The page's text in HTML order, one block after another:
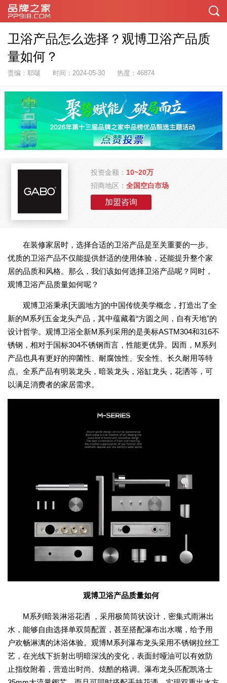
卫浴产品怎么选择？观博卫浴产品质
量如何？
责编：耶啵 时间：2024-05-30 热度：46874
投资金额： 10~20万
招商地区：全国空白市场
加盟咨询
在装修家居时，选择合适的卫浴产品是至关重要的一步。
优质的卫浴产品不仅能提供舒适的使用体验，还能提升整个家
居的品质和风格。那么，我们该如何选择卫浴产品呢？同时，
观博卫浴产品质量如何呢？
观博卫浴秉承[天圆地方]的中国传统美学概念，打造出了全
新的M系列五金龙头产品，其中蕴藏着“方圆之间，自有天地”的
设计哲学。观博卫浴全新M系列采用的是美标ASTM304和316不
锈钢，相对于国标304不锈钢而言，性能更优异。因而，M系列
产品也具有更好的抑菌性、耐腐蚀性、安全性、长久耐用等特
点。全系产品有明装龙头，暗装龙头，浴缸龙头，花洒等，可
以满足消费者的家居需求。
观博卫浴产品质量如何
M系列暗装淋浴花洒 ，采用极简筒状设计，密集式雨淋出
水，能够自由选择单双筒配置，甚至搭配瀑布出水嘴，给予用
户欢畅淋漓的沐浴体验。观博M系列瀑布龙头采用不锈钢拉丝工
艺，在光线下折射出明暗深浅的变化，表面封哑油可以有效防
止指纹附着，营造出时尚、炫酷的格调。瀑布龙头匹配凯洛士